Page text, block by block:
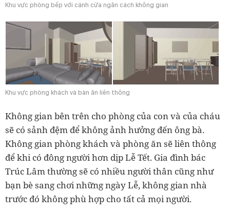
Khu vực phòng bếp với cánh cửa ngăn cách không gian
Khu vực phòng khách và bàn ăn liên thông
Không gian bên trên cho phòng của con và của cháu
sẽ có sảnh đệm để không ảnh hưởng đến ông bà.
Không gian phòng khách và phòng ăn sẽ liên thông
để khi có đông người hơn dịp Lễ Tết. Gia đình bác
Trúc Lâm thường sẽ có nhiều người thân cũng như
bạn bè sang chơi những ngày Lễ, không gian nhà
trước đó không phù hợp cho tất cả mọi người.